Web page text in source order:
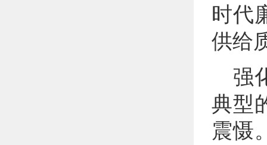
时代
供给
强
典型
震慑